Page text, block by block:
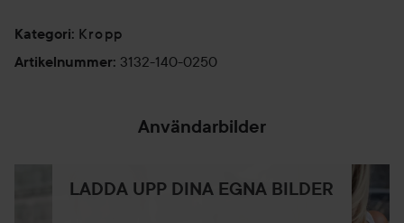
Kategori: Kropp
Artikelnummer: 3132-140-0250
Användarbilder
LADDA UPP DINA EGNA BILDER